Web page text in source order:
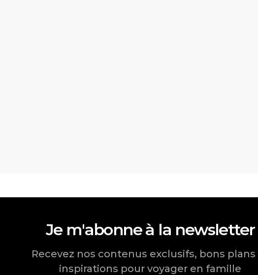
Je m'abonne à la newsletter
Recevez nos contenus exclusifs, bons
inspirations pour voyager en famille